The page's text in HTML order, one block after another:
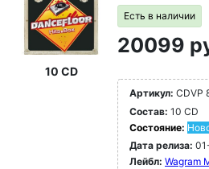
10 CD
Есть в наличии
20099
Артикул: CDVP
Состав: 10 CD
Состояние:
Дата релиза:
Лейбл: Wagram